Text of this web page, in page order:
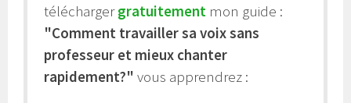
téléchargergratuitement mon guide :
"Comment travailler sa voix sans
professeur et mieux chanter
rapidement?"vous apprendrez :